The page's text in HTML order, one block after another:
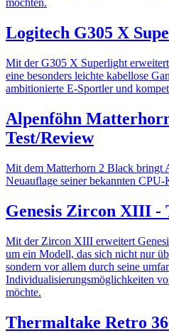
möchten.
Logitech G305 X
Mit der G305 X Superlight
eine besonders leichte kabellose
ambitionierte E-Sportler und
Alpenföhn
Test/Review
Mit dem Matterhorn 2 Black bringt
Neuauflage seiner bekannten
Genesis Zircon XIII -
Mit der Zircon XIII erweitert
um ein Modell, das sich nicht nur
sondern vor allem durch seine
Individualisierungsmöglichkeiten
möchte.
Thermaltake Retro